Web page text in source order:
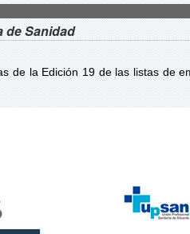
de Sanidad
de la Edición 19 de las listas de